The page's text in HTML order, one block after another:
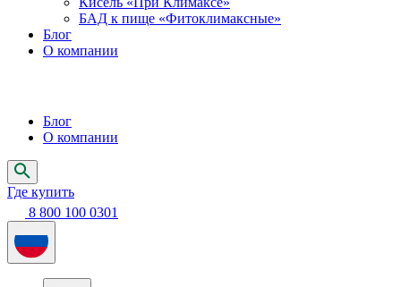
БАД к пище «Фитоклимаксные»
Блог
О компании
Блог
О компании
Где купить
8 800 100 0301